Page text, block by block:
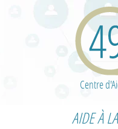
Centre
AIDE À